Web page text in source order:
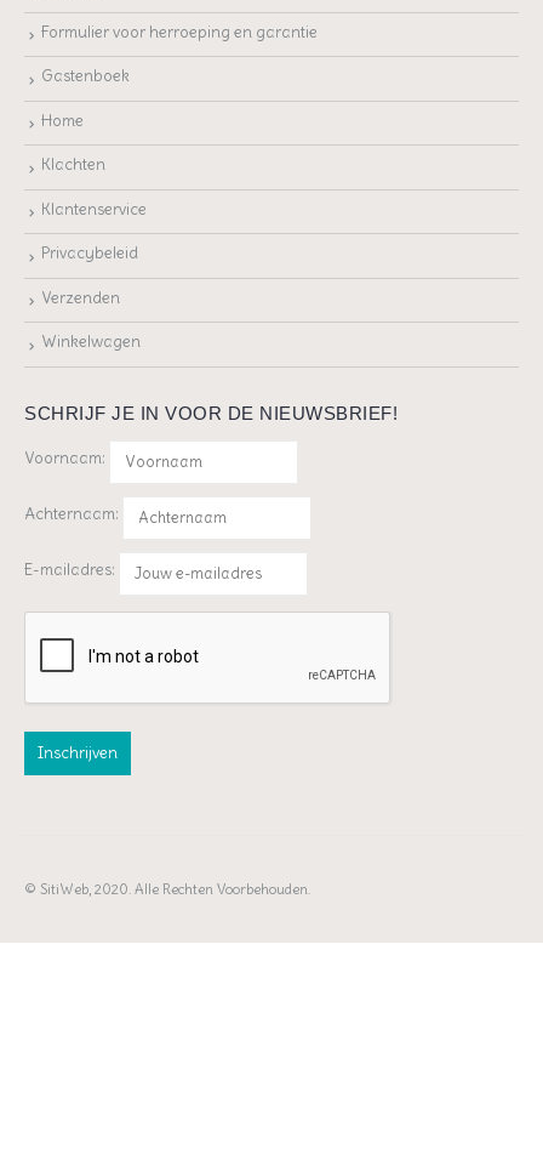
Formulier voor herroeping en garantie
Gastenboek
Home
Klachten
Klantenservice
Privacybeleid
Verzenden
Winkelwagen
SCHRIJF JE IN VOOR DE NIEUWSBRIEF!
Voornaam:
Achternaam:
E-mailadres:
© SitiWeb, 2020. Alle Rechten Voorbehouden.